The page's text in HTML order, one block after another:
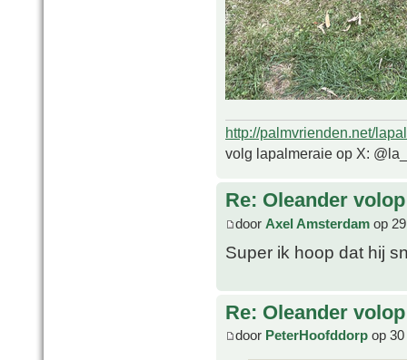
http://palmvrienden.net/
volg lapalmeraie op X:
Re: Oleander
door Axel Amsterdam op
Super ik hoop dat hij
Re: Oleander
door PeterHoofddorp op